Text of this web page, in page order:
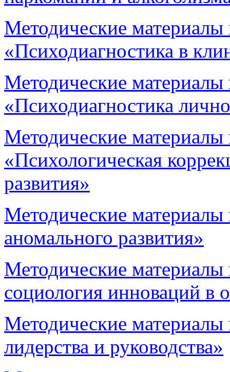
Методические
«Психодиагностика в
Методические
«Психодиагностика
Методические
«Психологическая
развития»
Методические
аномального развития»
Методические
социология инноваций в
Методические
лидерства и руководства»